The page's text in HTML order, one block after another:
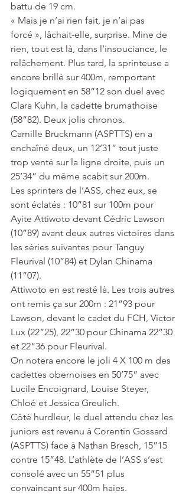
battu de 19 cm.
« Mais je n’ai rien fait, je n’ai pas
forcé », lâchait-elle, surprise. Mine de
rien, tout est là, dans l’insouciance, le
relâchement. Plus tard, la sprinteuse a
encore brillé sur 400m, remportant
logiquement en 58”12 son duel avec
Clara Kuhn, la cadette brumathoise
(58”82). Deux jolis chronos.
Camille Bruckmann (ASPTTS) en a
enchaîné deux, un 12’31” tout juste
trop venté sur la ligne droite, puis un
25’34” du même acabit sur 200m.
Les sprinters de l’ASS, chez eux, se
sont éclatés : 10”81 sur 100m pour
Ayite Attiwoto devant Cédric Lawson
(10”89) avant deux autres victoires dans
les séries suivantes pour Tanguy
Fleurival (10”84) et Dylan Chinama
(11”07).
Attiwoto en est resté là. Les trois autres
ont remis ça sur 200m : 21”93 pour
Lawson, devant le cadet du FCH, Victor
Lux (22”25), 22”30 pour Chinama 22”30
et 22”36 pour Fleurival.
On notera encore le joli 4 X 100 m des
cadettes obernoises en 50’75” avec
Lucile Encoignard, Louise Steyer,
Chloé et Jessica Greulich.
Côté hurdleur, le duel attendu chez les
juniors est revenu à Corentin Gossard
(ASPTTS) face à Nathan Bresch, 15”15
contre 15”48. L’athlète de l’ASS s’est
consolé avec un 55”51 plus
convaincant sur 400m haies.